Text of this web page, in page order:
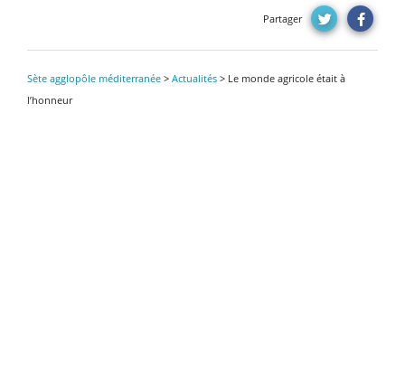
Partager
Sète agglopôle méditerranée > Actualités > Le monde agricole était à
l’honneur